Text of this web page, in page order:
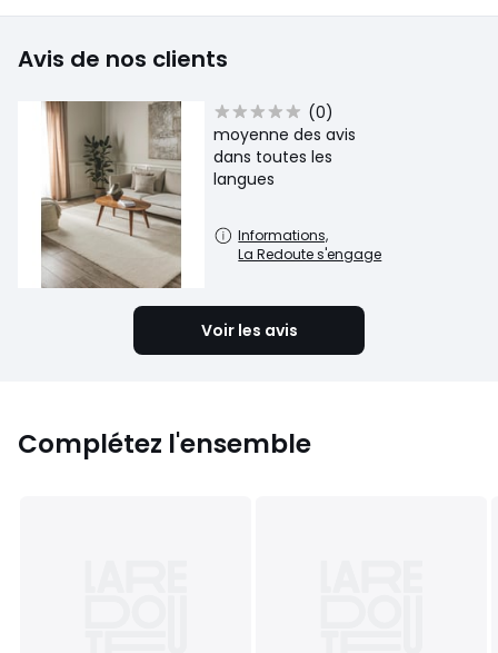
Avis de nos clients
(0)
moyenne des avis
dans toutes les
langues
Informations,
La Redoute s'engage
Voir les avis
Complétez l'ensemble